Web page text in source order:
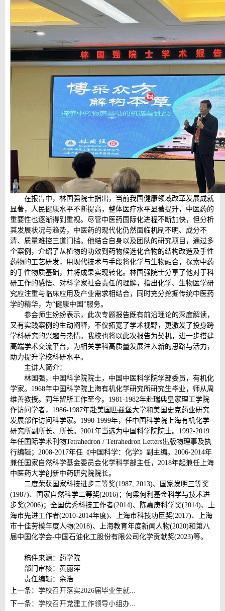
在报告中，林国强院士指出，当前我国健康领域改革发展成就
显著，人民健康水平不断提高，整体医疗水平显著提升，中医药的
重要性也逐渐得到重视。尽管中医药国际化进程不断加快，但分析
其发展状况与趋势，中医药的现代化仍然面临机制不明、成分不
清、质量难控三道门槛。他结合自身以及团队的研究项目，通过多
个案例，介绍了从植物的功效到药物候选化合物的结构改造及手性
药物的工艺研发，用现代技术与手段将化学与生物融合，探索中药
的手性物质基础，并将成果实现转化。林国强院士分享了他对于科
研工作的感悟、对科学家社会责任的理解，指出化学、生物医学研
究应注重与临床应用及产业需求相结合，同时充分挖掘传统中医药
学的精华，为“健康中国”服务。
参会师生纷纷表示，此次专题报告既有前沿理论的深度解读，
又有实践案例的生动阐释，不仅拓宽了学术视野，更激发了投身跨
学科研究的兴趣与热情。我校也将以此次报告为契机，进一步搭建
高端学术交流平台，为相关学科高质量发展注入新的思路与活力，
助力提升学校科研水平。
主讲人简介：
林国强，中国科学院院士，中国中医科学院学部委员，有机化
学家。1968年中国科学院上海有机化学研究所研究生毕业，师从周
维善教授。同年留所工作至今。1981-1982年赴瑞典皇家理工学院
作访问学者，1986-1987年赴美国匹兹堡大学和美国史克药业研究
发展部作访问科学家。1990-1999年，任中国科学院上海有机化学
研究所副所长、所长。2001年当选为中国科学院院士。1992-2019
年任国际学术刊物Tetrahedron / Tetrahedron Letters出版物理事及执
行编辑；2008-2017年任《中国科学：化学》副主编。2006-2014年
兼任国家自然科学基金委员会化学科学部主任，2018年起兼任上海
中医药大学创新中药研究院院长。
二度荣获国家科技进步二等奖(1987, 2013)、国家发明三等奖
(1987)、国家自然科学二等奖(2016)；何梁何利基金科学与技术进
步奖(2006)；全国优秀科技工作者(2014)、陈嘉庚科学奖(2014)、上
海市先进工作者(2010-2014年度)、上海市科技功臣奖(2017)、上海
市十佳劳模年度人物(2018)、上海教育年度新闻人物(2020)和第八
届中国化学会-中国石油化工股份有限公司化学贡献奖(2023)等。
稿件来源：药学院
部门审核：黄丽萍
责任编辑：余浩
上一条： 学校召开落实2026届毕业生就...
下一条： 学校召开党建工作领导小组办...